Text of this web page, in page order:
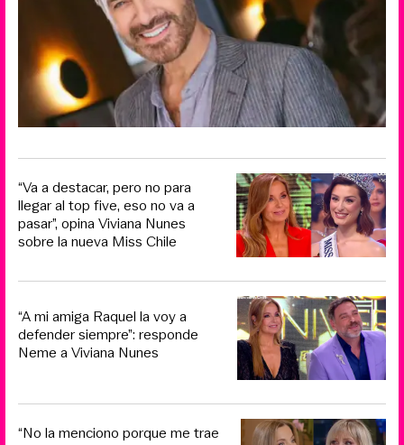
“Va a destacar, pero no para
llegar al top five, eso no va a
pasar”, opina Viviana Nunes
sobre la nueva Miss Chile
“A mi amiga Raquel la voy a
defender siempre”: responde
Neme a Viviana Nunes
“No la menciono porque me trae